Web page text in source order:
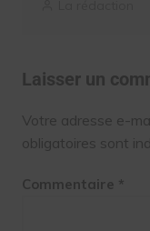
Laisser un
Votre adresse e-
obligatoires sont
Commentaire *